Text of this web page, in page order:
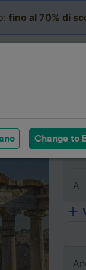
fino al 70% di
Da
A
Change to